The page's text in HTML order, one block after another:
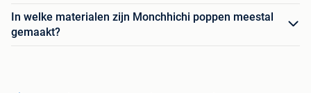
In welke materialen zijn Monchhichi poppen meestal
gemaakt?